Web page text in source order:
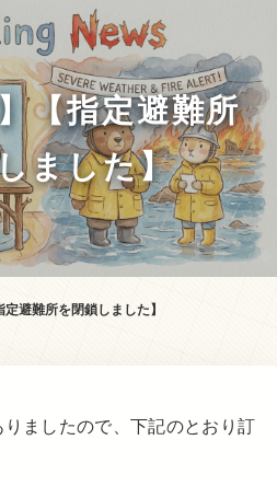
【指定避難所
ました】
定避難所を閉鎖しました】
ましたので、下記のとおり訂